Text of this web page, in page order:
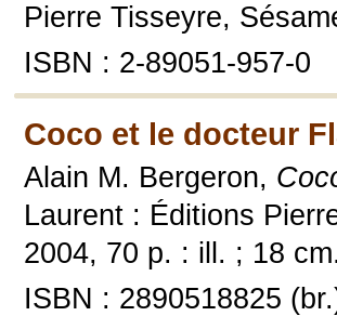
Pierre Tisseyre,
ISBN : 2-89051-957-0
Coco et le docteur
Alain M. Bergeron,
Laurent : Éditions
2004, 70 p. : ill. ; 18
ISBN : 2890518825